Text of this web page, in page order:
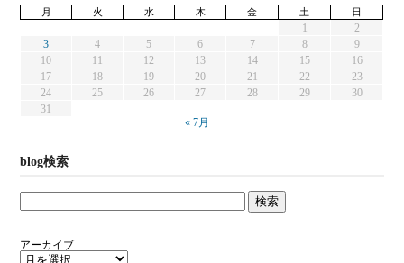
月 火 水 木 金 土 日
1
2
3
4 5 6 7 8
9
10
11 12 13 14 15
16
17
18 19 20 21 22
23
24
25 26 27 28 29
30
31
« 7月
blog検索
アーカイブ